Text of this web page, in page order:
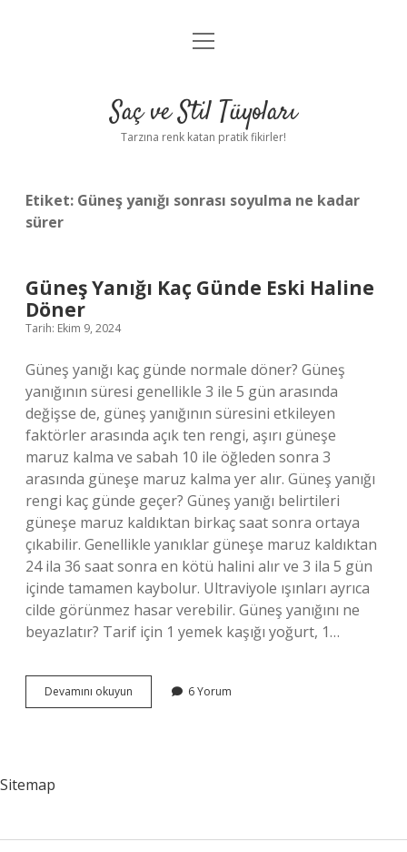
Anasayfa
Yasal Uyarı
menüyü
Saç ve Stil Tüyoları
Tarzına renk katan pratik fikirler!
Etiket: Güneş yanığı sonrası soyulma ne kadar
sürer
Güneş Yanığı Kaç Günde Eski Haline
Döner
Tarih: Ekim 9, 2024
Güneş yanığı kaç günde normale döner? Güneş
yanığının süresi genellikle 3 ile 5 gün arasında
değişse de, güneş yanığının süresini etkileyen
faktörler arasında açık ten rengi, aşırı güneşe
maruz kalma ve sabah 10 ile öğleden sonra 3
arasında güneşe maruz kalma yer alır. Güneş yanığı
rengi kaç günde geçer? Güneş yanığı belirtileri
güneşe maruz kaldıktan birkaç saat sonra ortaya
çıkabilir. Genellikle yanıklar güneşe maruz kaldıktan
24 ila 36 saat sonra en kötü halini alır ve 3 ila 5 gün
içinde tamamen kaybolur. Ultraviyole ışınları ayrıca
cilde görünmez hasar verebilir. Güneş yanığını ne
beyazlatır? Tarif için 1 yemek kaşığı yoğurt, 1…
Devamını okuyun
Yanığı
6 Yorum
Sitemap